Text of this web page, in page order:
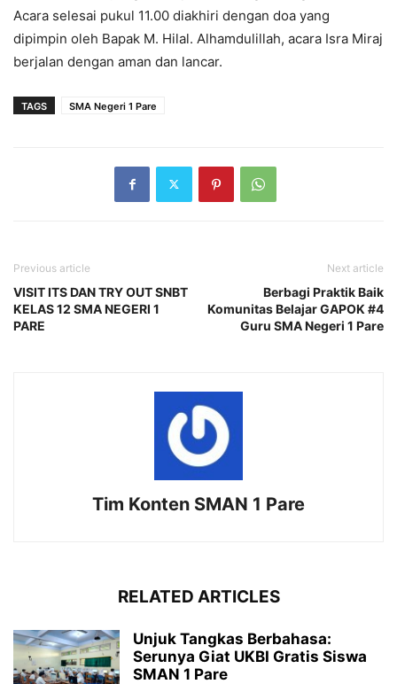
Acara selesai pukul 11.00 diakhiri dengan doa yang
dipimpin oleh Bapak M. Hilal. Alhamdulillah, acara Isra Miraj
berjalan dengan aman dan lancar.
TAGS SMA Negeri 1 Pare
Previous article
VISIT ITS DAN TRY OUT SNBT
KELAS 12 SMA NEGERI 1
PARE
Next article
Berbagi Praktik Baik
Komunitas Belajar GAPOK #4
Guru SMA Negeri 1 Pare
Tim Konten SMAN 1 Pare
RELATED ARTICLES
Unjuk Tangkas Berbahasa:
Serunya Giat UKBI Gratis Siswa
SMAN 1 Pare